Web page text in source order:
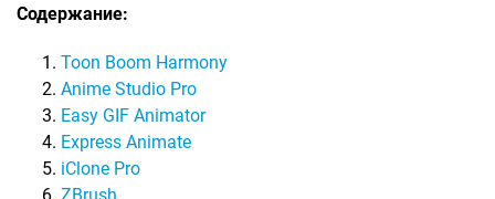
Содержание:
Toon Boom Harmony
Anime Studio Pro
Easy GIF Animator
Express Animate
iClone Pro